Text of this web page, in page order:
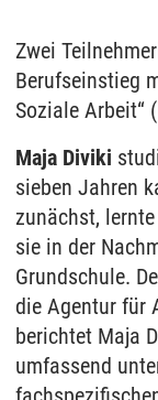
Zwei
Berufseinstieg
Soziale Arbeit“
Maja Diviki
sieben Jahren
zunächst,
sie in der
Grundschule.
die Agentur für
berichtet Maja
umfassend